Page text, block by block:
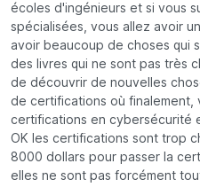
écoles d'ingénieurs et si vous
spécialisées, vous allez avoir
avoir beaucoup de choses qui
des livres qui ne sont pas très
de découvrir de nouvelles
de certifications où finalement,
certifications en cybersécurité
OK les certifications sont trop
8000 dollars pour passer la
elles ne sont pas forcément